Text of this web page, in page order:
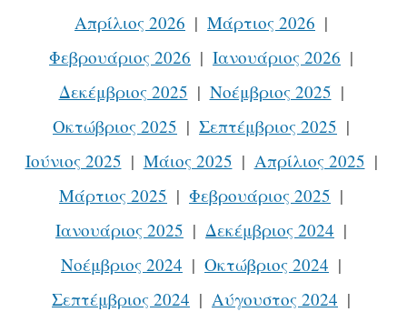
Απρίλιος 2026
Μάρτιος 2026
Φεβρουάριος 2026
Ιανουάριος 2026
Δεκέμβριος 2025
Νοέμβριος 2025
Οκτώβριος 2025
Σεπτέμβριος 2025
Ιούνιος 2025
Μάιος 2025
Απρίλιος 2025
Μάρτιος 2025
Φεβρουάριος 2025
Ιανουάριος 2025
Δεκέμβριος 2024
Νοέμβριος 2024
Οκτώβριος 2024
Σεπτέμβριος 2024
Αύγουστος 2024